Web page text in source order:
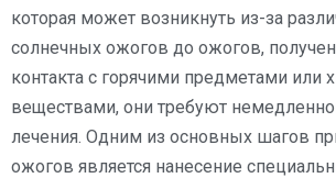
которая может возникнуть из-за
солнечных ожогов до ожогов,
контакта с горячими предметами или
веществами, они требуют
лечения. Одним из основных шагов
ожогов является нанесение